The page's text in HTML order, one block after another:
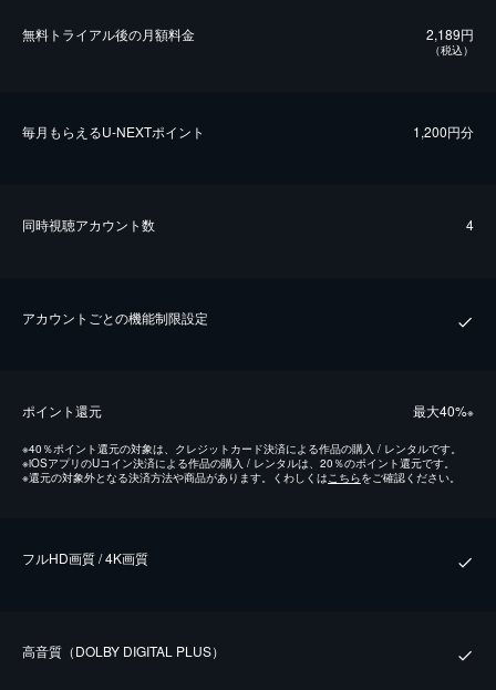
無料トライアル後の⽉額料金 2,189円
（税込）
毎⽉もらえるU-NEXTポイント 1,200円分
同時視聴アカウント数 4
アカウントごとの機能制限設定
ポイント還元 最⼤40%※
※40％ポイント還元の対象は、クレジットカード決済による作品の購入 / レンタルです。
※iOSアプリのUコイン決済による作品の購入 / レンタルは、20％のポイント還元です。
※還元の対象外となる決済方法や商品があります。くわしくはこちらをご確認ください。
フルHD画質 / 4K画質
⾼⾳質（DOLBY DIGITAL PLUS）